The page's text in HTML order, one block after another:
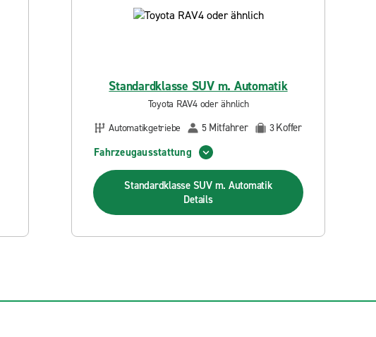
Standardklasse SUV m. Automatik
Toyota RAV4 oder ähnlich
Automatikgetriebe
5 Mitfahrer 3Koffer
Fahrzeugausstattung
Standardklasse SUV m. Automatik
Details